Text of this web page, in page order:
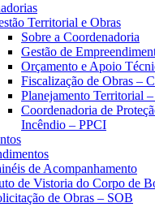
Territorial e Obras
Sobre a Coordenadoria
Gestão de
Orçamento e Apoio
Fiscalização de Obras –
Planejamento Territorial
Coordenadoria de
Incêndio – PPCI
de Acompanhamento
de Vistoria do Corpo de
de Obras – SOB